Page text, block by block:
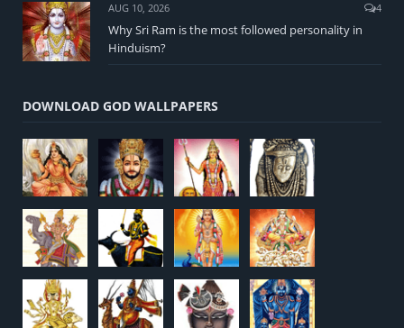
AUG 10, 2026 4
Why Sri Ram is the most followed personality in
Hinduism?
DOWNLOAD GOD WALLPAPERS